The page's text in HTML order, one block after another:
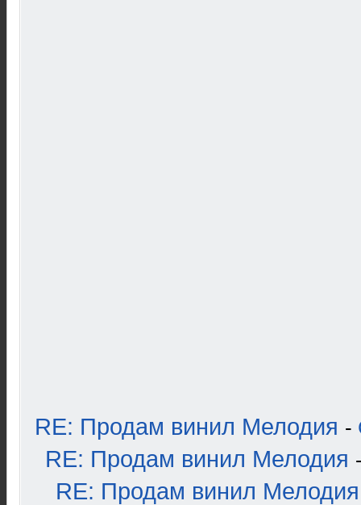
RE: Продам винил Мелодия -
RE: Продам винил Мелодия
RE: Продам винил Мелодия